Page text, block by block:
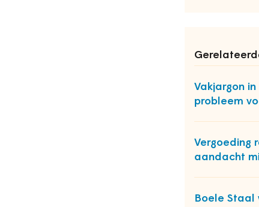
Vakjargon
probleem
Vergoeding
aandacht
Boele Staal